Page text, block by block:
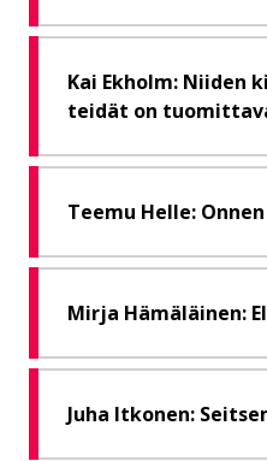
Kai Ekholm: Niiden
teidät on
Teemu Helle:
Mirja Hämäläinen:
Juha Itkonen: